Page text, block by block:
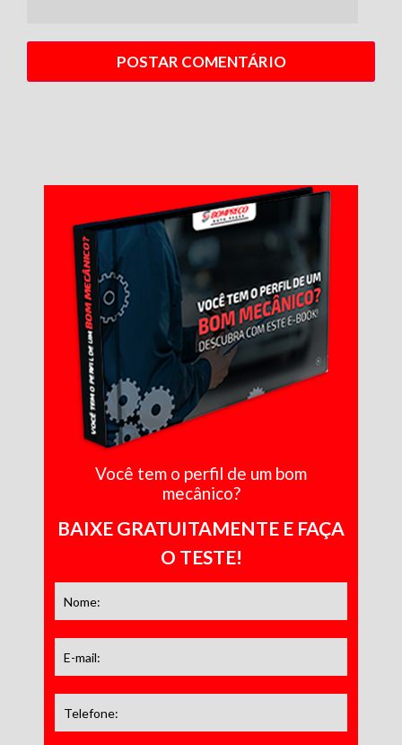
Você tem o perfil de um bom
mecânico?
BAIXE GRATUITAMENTE E FAÇA
O TESTE!